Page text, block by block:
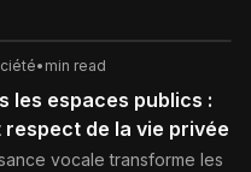
• min read
les espaces publics :
de la vie privée
vocale transforme les